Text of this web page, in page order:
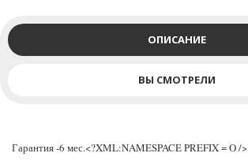
ОПИСАНИЕ
ВЫ СМОТРЕЛИ
Гарантия -6 мес.<?XML:NAMESPACE PREFIX = O />